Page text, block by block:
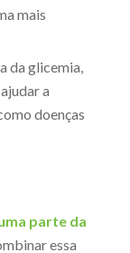
mais
da glicemia,
a
doenças
parte da
essa